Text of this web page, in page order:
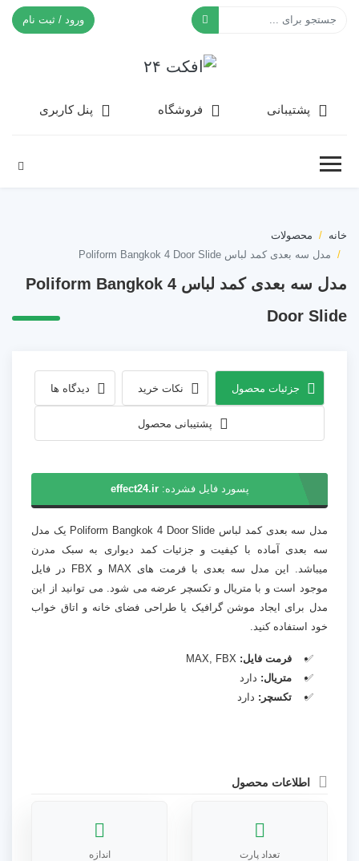
ورود / ثبت نام
پشتیبانی فروشگاه پنل کاربری
خانه
محصولات
مدل سه بعدی کمد لباس Poliform Bangkok 4 Door Slide
مدل سه بعدی کمد لباس Poliform Bangkok 4
Door Slide
جزئیات محصول نکات خرید دیدگاه ها
پشتیبانی محصول
پسورد فایل فشرده:effect24.ir
مدل سه بعدی کمد لباس Poliform Bangkok 4 Door Slide یک مدل
سه بعدی آماده با کیفیت و جزئیات کمد دیواری به سبک مدرن
میباشد. این مدل سه بعدی با فرمت های MAX و FBX در فایل
موجود است و با متریال و تکسچر عرضه می شود. می توانید از این
مدل برای ایجاد موشن گرافیک یا طراحی فضای خانه و اتاق خواب
خود استفاده کنید.
فرمت فایل:
متریال: دارد
تکسچر: دارد
اطلاعات محصول
تعداد پارت
اندازه